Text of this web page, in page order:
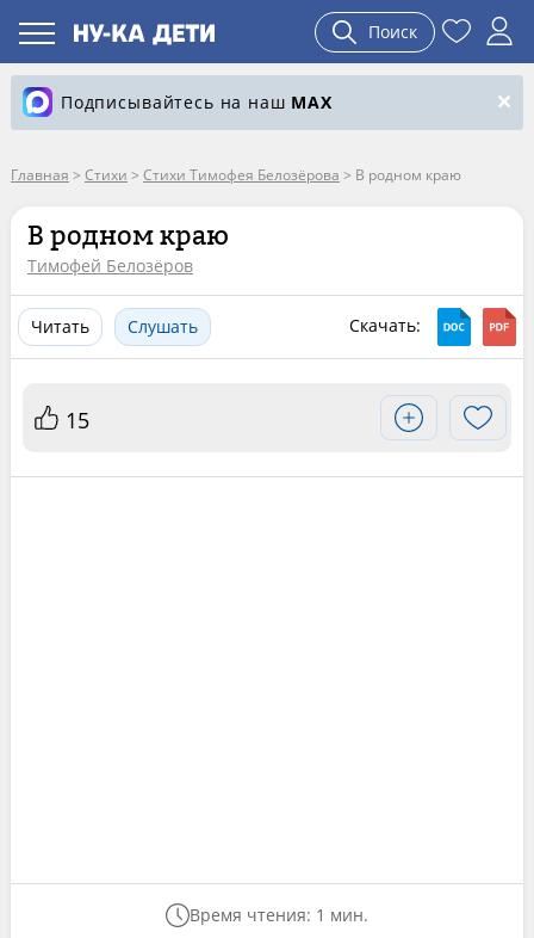
Поиск
Подписывайтесь на наш MAX
Главная > Стихи > Стихи Тимофея Белозёрова > В родном краю
В родном краю
Тимофей Белозёров
Читать Слушать Скачать:
15
Время чтения: 1 мин.